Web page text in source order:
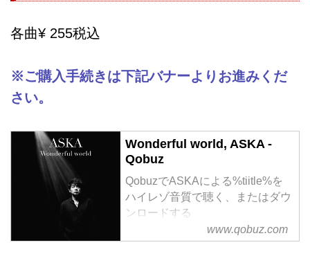
各曲¥ 255税込
※ご購入手続きは下記バナーよりお進みくだ
さい。
Wonderful world, ASKA -
Qobuz
QobuzでASKAによる%tiitle%を
ハイレゾ音質で聴く、またはダウ
ンロードする
サブスクリプションは¥1,280/月
から
www.qobuz.com